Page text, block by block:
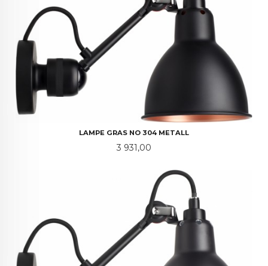
LAMPE GRAS NO 304 METALL
Pris
3 931,00